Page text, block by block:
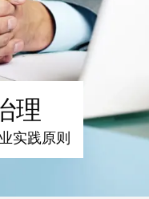
理
实践原则